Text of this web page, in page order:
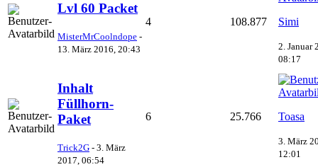
Lvl 60 Packet
MisterMrCoolndope -
13. März 2016, 20:43
4 108.877 Simi
2. Januar
08:17
Inhalt
Füllhorn-
Paket
Trick2G - 3. März
2017, 06:54
6 25.766 Toasa
3. März
12:01